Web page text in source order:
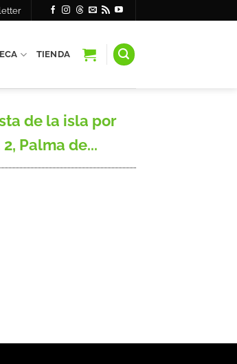
TIENDA
de la isla por
Palma de...